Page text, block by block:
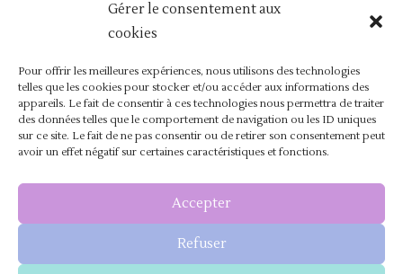
Gérer le consentement aux
cookies
Pour offrir les meilleures expériences, nous utilisons des technologies
telles que les cookies pour stocker et/ou accéder aux informations des
appareils. Le fait de consentir à ces technologies nous permettra de traiter
des données telles que le comportement de navigation ou les ID uniques
sur ce site. Le fait de ne pas consentir ou de retirer son consentement peut
avoir un effet négatif sur certaines caractéristiques et fonctions.
Accepter
Refuser
Avis
Contact